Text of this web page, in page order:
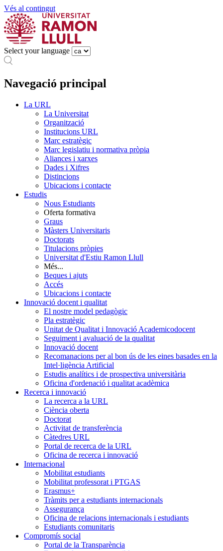
Vés al contingut
Select your language
Navegació principal
La URL
La Universitat
Organització
Institucions URL
Marc estratègic
Marc legislatiu i normativa pròpia
Aliances i xarxes
Dades i Xifres
Distincions
Ubicacions i contacte
Estudis
Nous Estudiants
Oferta formativa
Graus
Màsters Universitaris
Doctorats
Titulacions pròpies
Universitat d'Estiu Ramon Llull
Més...
Beques i ajuts
Accés
Ubicacions i contacte
Innovació docent i qualitat
El nostre model pedagògic
Pla estratègic
Unitat de Qualitat i Innovació Academicodocent
Seguiment i avaluació de la qualitat
Innovació docent
Recomanacions per al bon ús de les eines basades en la
Intel·ligència Artificial
Estudis analítics i de prospectiva universitària
Oficina d'ordenació i qualitat acadèmica
Recerca i innovació
La recerca a la URL
Ciència oberta
Doctorat
Activitat de transferència
Càtedres URL
Portal de recerca de la URL
Oficina de recerca i innovació
Internacional
Mobilitat estudiants
Mobilitat professorat i PTGAS
Erasmus+
Tràmits per a estudiants internacionals
Assegurança
Oficina de relacions internacionals i estudiants
Estudiants comunitaris
Compromís social
Portal de la Transparència